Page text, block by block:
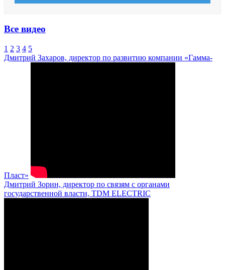
Все видео
1 2 3 4 5
Дмитрий Захаров, директор по развитию компании «Гамма-
Пласт»
Дмитрий Зорин, директор по связям с органами
государственной власти, TDM ELECTRIC